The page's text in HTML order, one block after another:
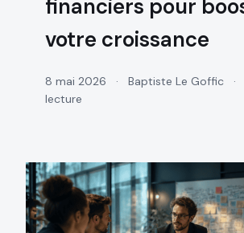
financiers pour
votre croissance
8 mai 2026 · Baptiste Le Goffic ·
lecture